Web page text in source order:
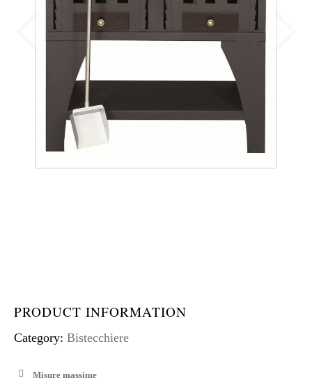
PRODUCT INFORMATION
Category: Bistecchiere
Misure massime